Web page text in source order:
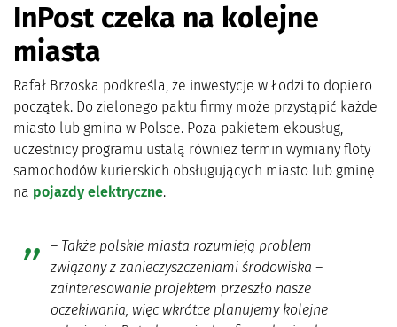
InPost czeka na kolejne
miasta
Rafał Brzoska podkreśla, że inwestycje w Łodzi to dopiero
początek. Do zielonego paktu firmy może przystąpić każde
miasto lub gmina w Polsce. Poza pakietem ekousług,
uczestnicy programu ustalą również termin wymiany floty
samochodów kurierskich obsługujących miasto lub gminę
na pojazdy elektryczne.
– Także polskie miasta rozumieją problem
związany z zanieczyszczeniami środowiska –
zainteresowanie projektem przeszło nasze
oczekiwania, więc wkrótce planujemy kolejne